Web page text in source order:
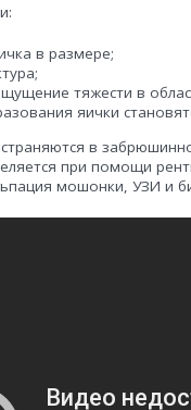
в размере;
тяжести в
яички
в
при помощи
мошонки, УЗИ и